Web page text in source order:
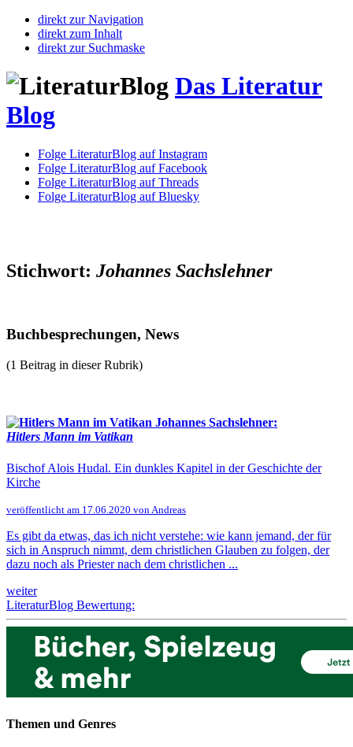
direkt zur Navigation
direkt zum Inhalt
direkt zur Suchmaske
Das Literatur
Blog
Folge LiteraturBlog auf Instagram
Folge LiteraturBlog auf Facebook
Folge LiteraturBlog auf Threads
Folge LiteraturBlog auf Bluesky
Stichwort: Johannes Sachslehner
Buchbesprechungen, News
(1 Beitrag in dieser Rubrik)
Johannes Sachslehner:
Hitlers Mann im Vatikan
Bischof Alois Hudal. Ein dunkles Kapitel in der Geschichte der
Kirche
veröffentlicht am 17.06.2020 von Andreas
Es gibt da etwas, das ich nicht verstehe: wie kann jemand, der für
sich in Anspruch nimmt, dem christlichen Glauben zu folgen, der
dazu noch als Priester nach dem christlichen ...
weiter
LiteraturBlog Bewertung:
Themen und Genres